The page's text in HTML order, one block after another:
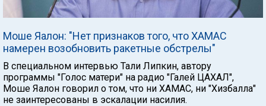
Моше Яалон: "Нет признаков того, что ХАМАС
намерен возобновить ракетные обстрелы"
В специальном интервью Тали Липкин, автору
программы "Голос матери" на радио "Галей ЦАХАЛ",
Моше Яалон говорил о том, что ни ХАМАС, ни "Хизбалла"
не заинтересованы в эскалации насилия.